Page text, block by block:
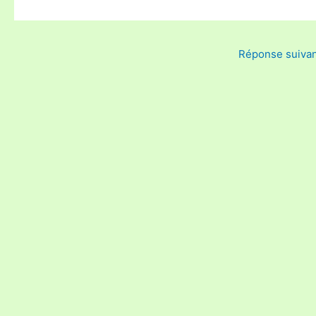
Réponse